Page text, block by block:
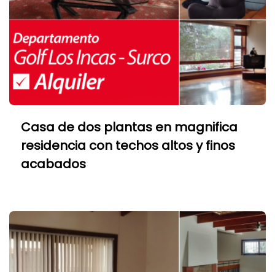
Casa de dos plantas en magnifica
residencia con techos altos y finos
acabados